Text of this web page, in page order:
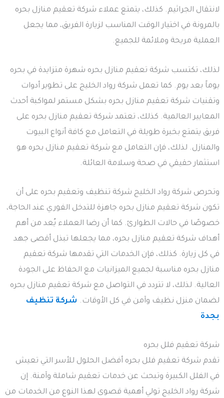
لانتقال الجراثيم. كذلك، يتمتع عملاء شركة تعقيم منازل بحره
بالمرونة في اختيار الوقت المناسب لزيارة الفريق، مما يجعل
العملية مريحة وملائمة للجميع.
لذلك، تكتسب شركة تعقيم منازل بحره شهرة متزايدة في بحره
يوماً بعد يوم. كما تعمل شركة رواد الخليج على تطوير أدوات
وتقنيات شركة تعقيم منازل بحره بشكل مستمر لمواكبة أحدث
المعايير العالمية. كذلك، تعتمد شركة تعقيم منازل بحره على
فريق يتمتع بخبرة طويلة في التعامل مع كافة أنواع البيوت
والمنازل. لذلك، فإن التعامل مع شركة تعقيم منازل بحره هو
استثمار حقيقي في صحة وسلامة العائلة.
وتحرص شركة رواد الخليج شركة تنظيف وتعقيم بحره على أن
تكون شركة تعقيم منازل بحره جاهزة للتدخل الفوري عند الحاجة،
خصوصًا في حالات الطوارئ. كما أن رضا العملاء يُعد من أهم
أهداف شركة تعقيم منازل بحره، مما يجعلها تبذل أقصى جهد
في كل زيارة. كذلك، فإن الخدمات التي تقدمها شركة تعقيم
منازل بحره مناسبة لجميع الميزانيات مع الحفاظ على الجودة
العالية. لذلك، لا تتردد في التواصل مع شركة تعقيم منازل بحره
لضمان منزل نظيف وآمن في كل الأوقات. شركة تنظيف
بجدة
شركة تعقيم فلل بحره
تقدم شركة تعقيم فلل بحره أفضل الحلول للأسر التي تعيش
في الفلل الكبيرة وتبحث عن خدمات تعقيم شاملة وآمنة. إن
شركة رواد الخليج تولي أهمية قصوى لهذا النوع من الخدمات من